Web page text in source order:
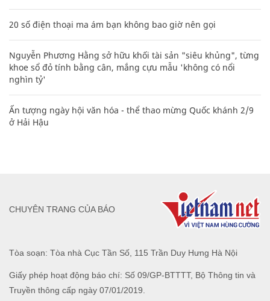
20 số điện thoại ma ám bạn không bao giờ nên gọi
Nguyễn Phương Hằng sở hữu khối tài sản "siêu khủng", từng
khoe sổ đỏ tính bằng cân, mắng cựu mẫu 'không có nổi
nghìn tỷ'
Ấn tượng ngày hội văn hóa - thể thao mừng Quốc khánh 2/9
ở Hải Hậu
Tòa soạn: Tòa nhà Cục Tần Số, 115 Trần Duy Hưng Hà Nội
Giấy phép hoạt động báo chí: Số 09/GP-BTTTT, Bộ Thông tin và
Truyền thông cấp ngày 07/01/2019.
CHUYÊN TRANG CỦA BÁO